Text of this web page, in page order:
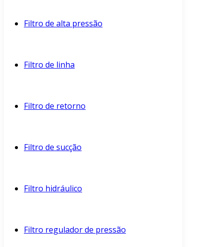
Filtro de alta pressão
Filtro de linha
Filtro de retorno
Filtro de sucção
Filtro hidráulico
Filtro regulador de pressão